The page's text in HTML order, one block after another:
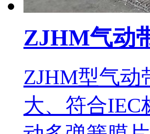
ZJHM气动
ZJHM型气
大、符合